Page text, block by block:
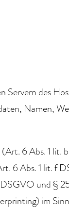
Servern des
Namen,
6 Abs. 1
6 Abs. 1 lit. f
und §
im